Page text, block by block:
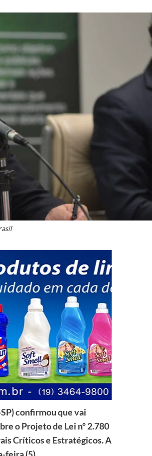
confirmou que vai
o Projeto de Lei nº 2.780
Críticos e Estratégicos. A